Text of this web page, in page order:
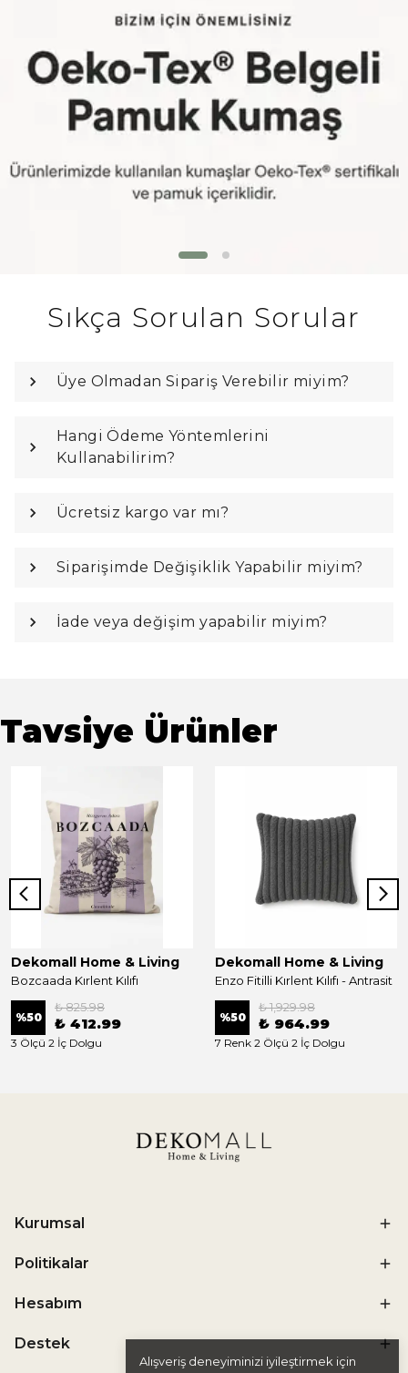
Alışveriş deneyiminizi iyileştirmek için
Sıkça Sorulan Sorular
Üye Olmadan Sipariş Verebilir miyim?
Hangi Ödeme Yöntemlerini
Kullanabilirim?
Ücretsiz kargo var mı?
Siparişimde Değişiklik Yapabilir miyim?
İade veya değişim yapabilir miyim?
Tavsiye Ürünler
Dekomall Home & Living
Bozcaada Kırlent Kılıfı
%50
₺ 825.98
₺ 412.99
3 Ölçü 2 İç Dolgu
Dekomall Home & Living
Enzo Fitilli Kırlent Kılıfı - Antrasit
%50
₺ 1,929.98
₺ 964.99
7 Renk 2 Ölçü 2 İç Dolgu
Kurumsal
Politikalar
Hesabım
Destek